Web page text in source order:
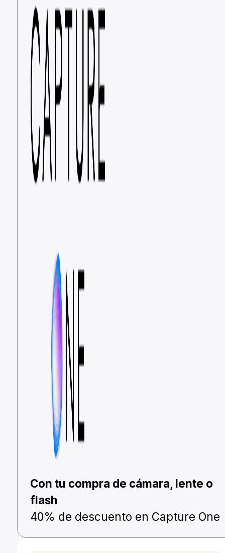
Con tu compra de cámara, lente o
flash
40% de descuento en Capture One